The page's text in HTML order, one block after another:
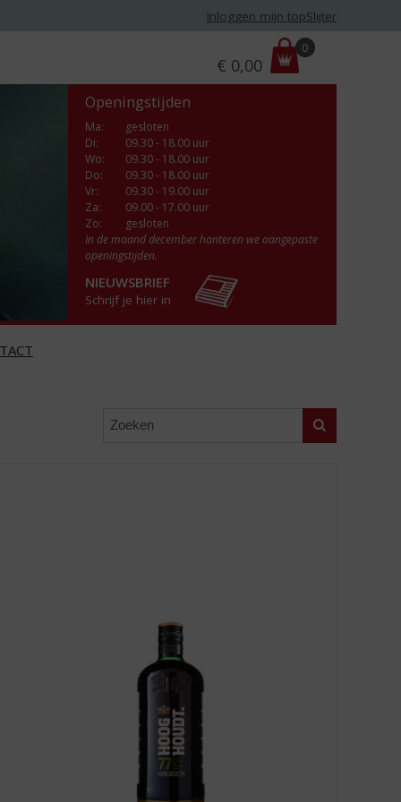
Inloggen mijn topSlijter
r
i
€ 0,00
0
Openingstijden
Ma:
gesloten
Di:
09.30 - 18.00 uur
Wo:
09.30 - 18.00 uur
Do:
09.30 - 18.00 uur
Vr:
09.30 - 19.00 uur
Za:
09.00 - 17.00 uur
Zo:
gesloten
In de maand december hanteren we aangepaste
openingstijden.
NIEUWSBRIEF
Schrijf je hier in
Zoeken